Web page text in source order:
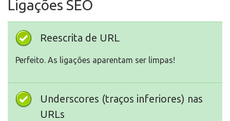
Ligações SEO
Reescrita de URL
Perfeito. As ligações aparentam ser limpas!
Underscores (traços inferiores) nas
URLs